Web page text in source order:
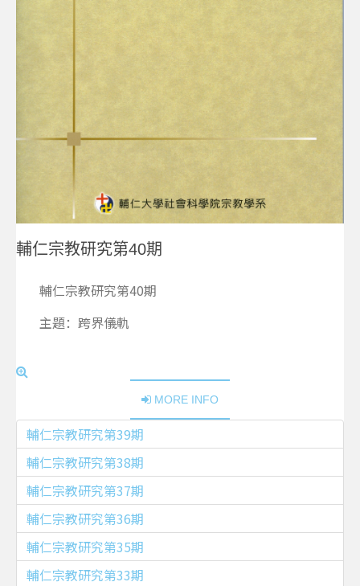
輔仁宗教研究第40期
輔仁宗教研究第40期
主題：跨界儀軌
MORE INFO
輔仁宗教研究第39期
輔仁宗教研究第38期
輔仁宗教研究第37期
輔仁宗教研究第36期
輔仁宗教研究第35期
輔仁宗教研究第33期